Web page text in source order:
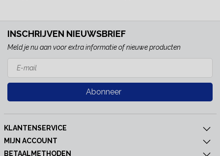
INSCHRIJVEN NIEUWSBRIEF
Meld je nu aan voor extra informatie of nieuwe producten
Abonneer
KLANTENSERVICE
MIJN ACCOUNT
BETAALMETHODEN